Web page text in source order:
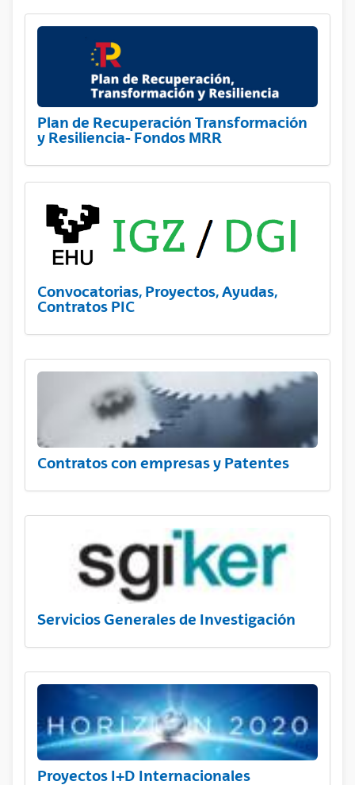
Plan de Recuperación Transformación
y Resiliencia- Fondos MRR
Convocatorias, Proyectos, Ayudas,
Contratos PIC
Contratos con empresas y Patentes
Servicios Generales de Investigación
Proyectos I+D Internacionales